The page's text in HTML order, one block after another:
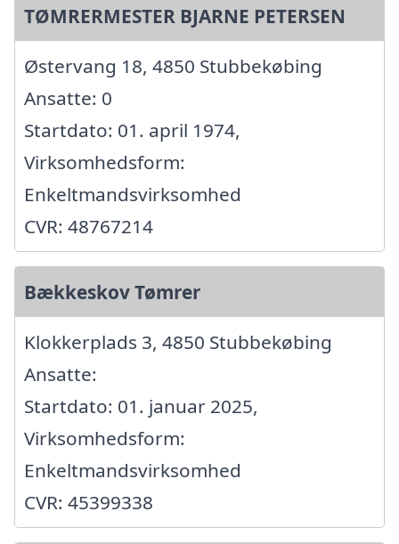
TØMRERMESTER BJARNE PETERSEN
Østervang 18, 4850 Stubbekøbing
Ansatte: 0
Startdato: 01. april 1974,
Virksomhedsform:
Enkeltmandsvirksomhed
CVR: 48767214
Bækkeskov Tømrer
Klokkerplads 3, 4850 Stubbekøbing
Ansatte:
Startdato: 01. januar 2025,
Virksomhedsform:
Enkeltmandsvirksomhed
CVR: 45399338